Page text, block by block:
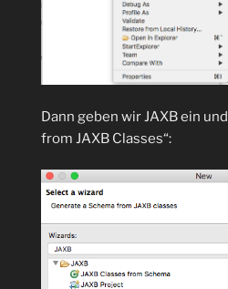
Dann geben wir JAXB ein
from JAXB Classes“: